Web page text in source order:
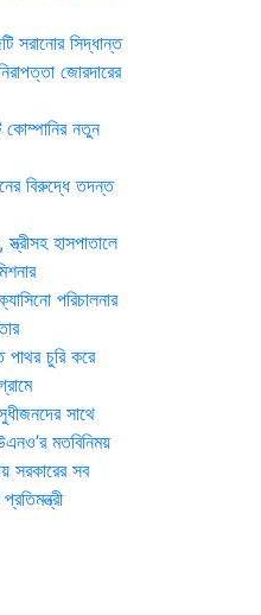
সরানোর সিদ্ধান্ত
জোরদারের
কোম্পানির নতুন
বিরুদ্ধে তদন্ত
হাসপাতালে
পরিচালনার
চুরি করে
সাথে
মতবিনিময়
সরকারের সব